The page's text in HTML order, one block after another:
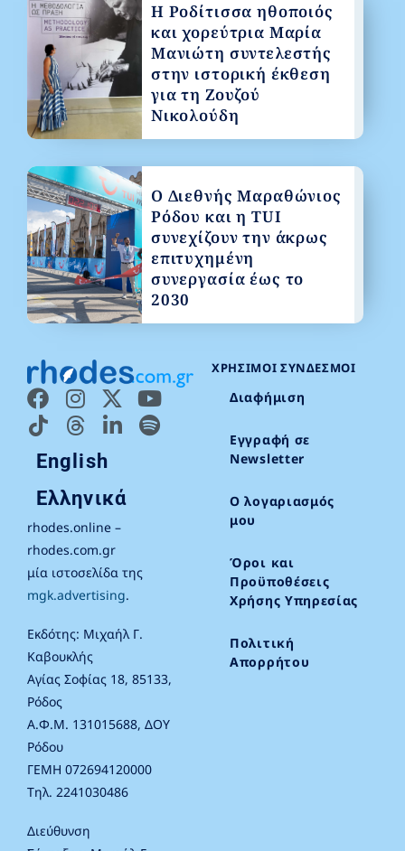
English
Ελληνικά
rhodes.online –
rhodes.com.gr
μία ιστοσελίδα της
mgk.advertising.
Εκδότης: Μιχαήλ Γ.
Καβουκλής
Αγίας Σοφίας 18, 85133,
Ρόδος
Α.Φ.Μ. 131015688, ΔΟΥ
Ρόδου
ΓΕΜΗ 072694120000
Τηλ. 2241030486
Διεύθυνση
ΧΡΉΣΙΜΟΙ ΣΎΝΔΕΣΜΟΙ
Διαφήμιση
Εγγραφή σε
Newsletter
Ο λογαριασμός
μου
Όροι και
Προϋποθέσεις
Χρήσης Υπηρεσίας
Πολιτική
Απορρήτου
Η Ροδίτισσα ηθοποιός
και χορεύτρια Μαρία
Μανιώτη συντελεστής
στην ιστορική έκθεση
για τη Ζουζού
Νικολούδη
Ο Διεθνής Μαραθώνιος
Ρόδου και η TUI
συνεχίζουν την άκρως
επιτυχημένη
συνεργασία έως το
2030